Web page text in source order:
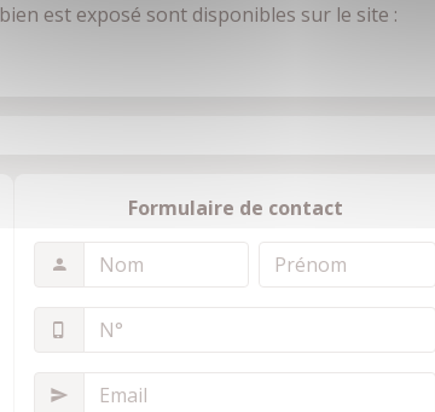
est exposé sont disponibles sur le site :
Formulaire de contact